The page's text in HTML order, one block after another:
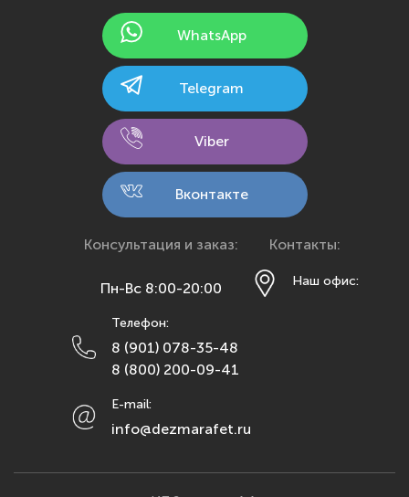
Йошкар-Ола
Калининград
Кемерово
Кострома
Краснодар
Красноярск
Махачкала
Москва
Набережные Челны
Нижний Новгород
Новосибирск
WhatsApp
Telegram
Viber
Вконтакте
Консультация и заказ:
Пн-Вс 8:00-20:00
Телефон:
8 (901) 078-35-48
8 (800) 200-09-41
E-mail:
info@dezmarafet.ru
Контакты:
Наш офис: